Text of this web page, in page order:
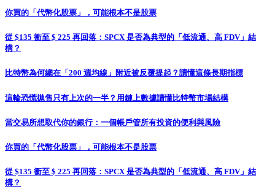
你買的「代幣化股票」，可能根本不是股票
從 $135 衝至 $ 225 再回落：SPCX 是否為典型的「低流通、高 FDV」結
構？
比特幣為何總在「200 週均線」附近被反覆提起？讀懂這條長期指標
這輪恐慌拋售只有上次的一半？用鏈上數據讀懂比特幣市場結構
當交易所想取代你的銀行：一個帳戶管所有投資的便利與風險
你買的「代幣化股票」，可能根本不是股票
從 $135 衝至 $ 225 再回落：SPCX 是否為典型的「低流通、高 FDV」結
構？